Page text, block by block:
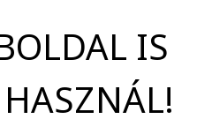
IS